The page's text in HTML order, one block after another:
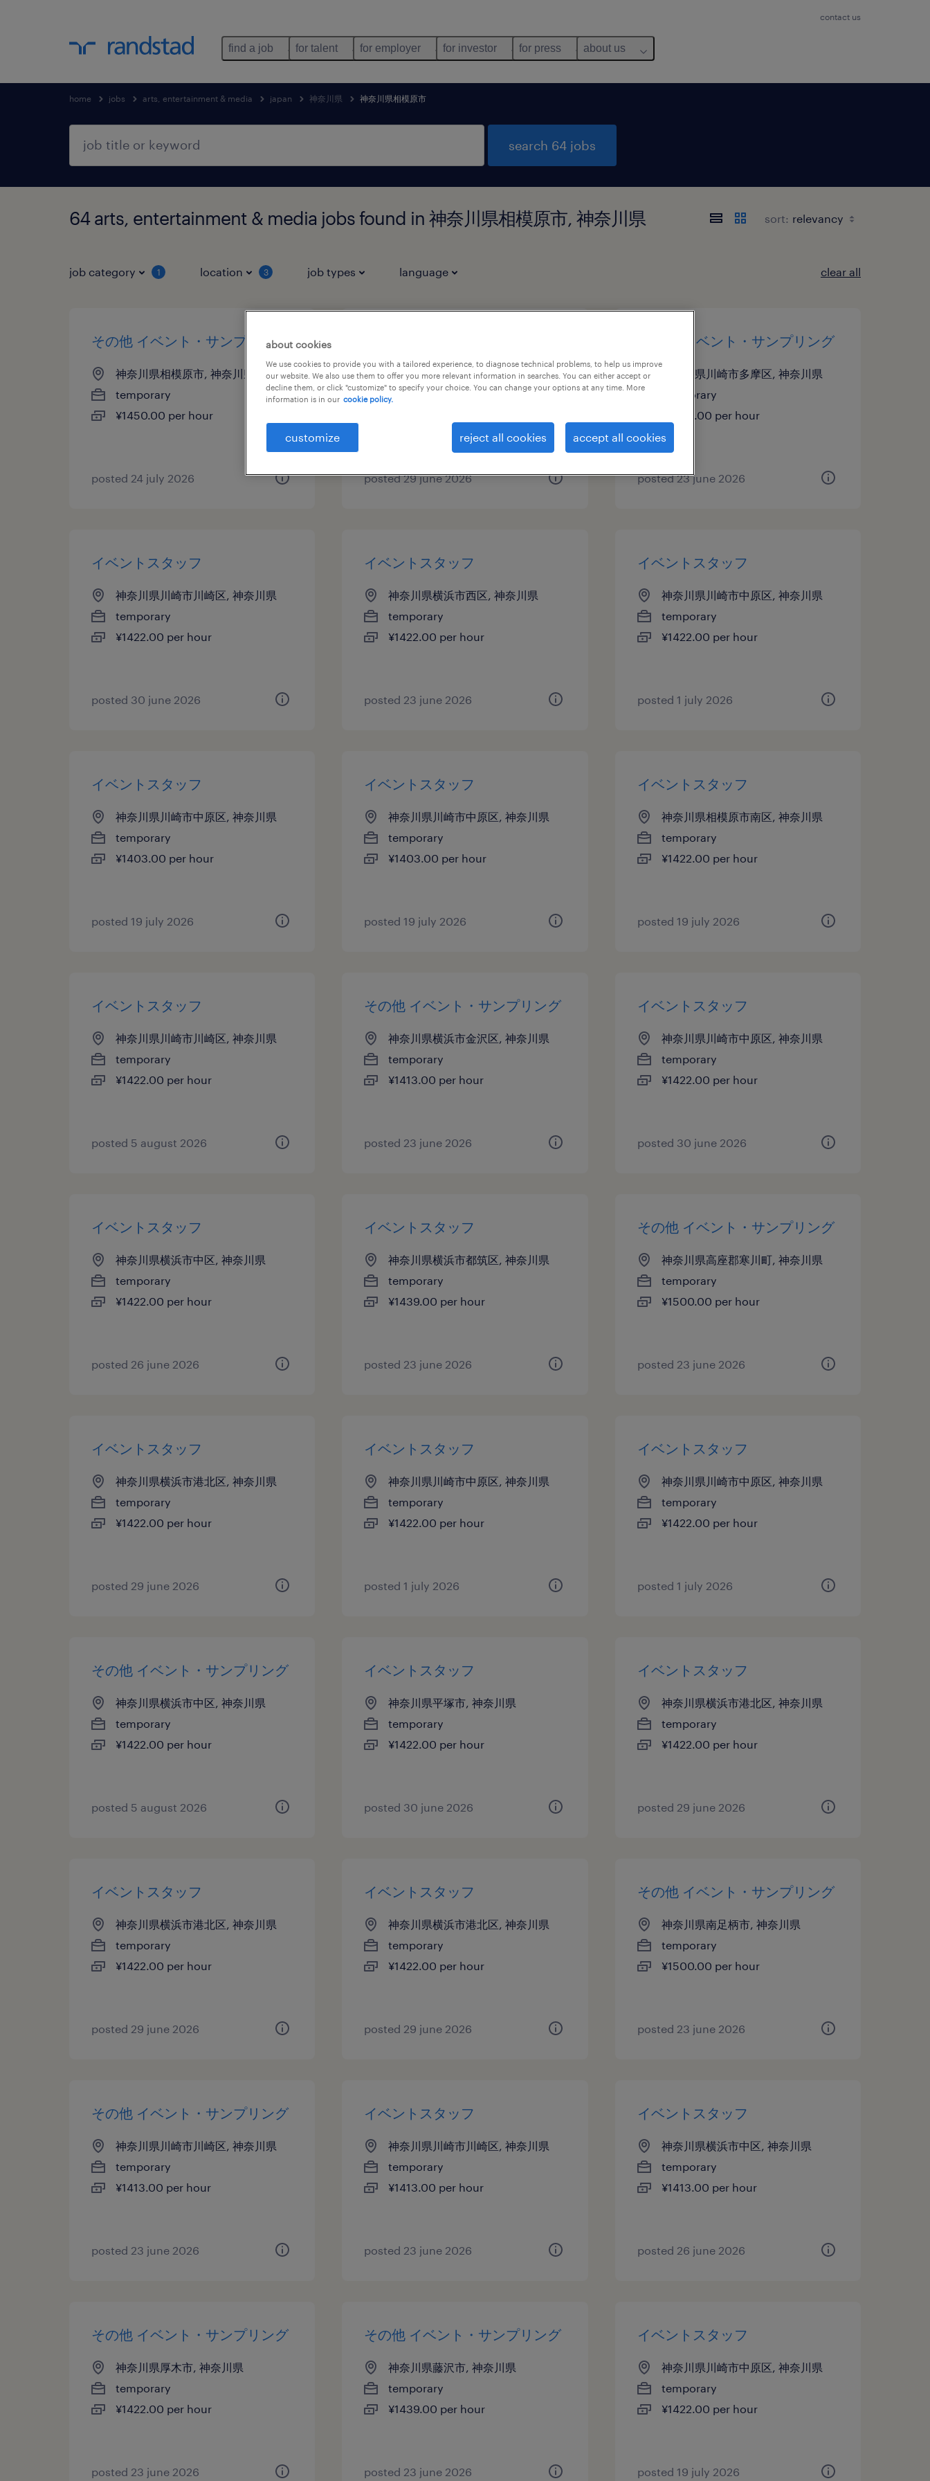
contact us
find a job for talent for employer for investor for press about us
home jobs arts, entertainment & media japan 神奈川県 神奈川県相模原市
search 64 jobs
64 arts, entertainment & media jobs found in 神奈川県相模原市, 神奈川県 sort:
job category 1 location 3 job types language clear all
その他 イベント・サンプリング
神奈川県相模原市, 神奈川県
temporary
¥1450.00 per hour
posted 24 july 2026
神奈川県横浜市港北区, 神奈川県
temporary
posted 29 june 2026
その他 イベント・サンプリング
神奈川県川崎市多摩区, 神奈川県
temporary
¥1500.00 per hour
posted 23 june 2026
イベントスタッフ
神奈川県川崎市川崎区, 神奈川県
temporary
¥1422.00 per hour
posted 30 june 2026
イベントスタッフ
神奈川県横浜市西区, 神奈川県
temporary
¥1422.00 per hour
posted 23 june 2026
イベントスタッフ
神奈川県川崎市中原区, 神奈川県
temporary
¥1422.00 per hour
posted 1 july 2026
イベントスタッフ
神奈川県川崎市中原区, 神奈川県
temporary
¥1403.00 per hour
posted 19 july 2026
イベントスタッフ
神奈川県川崎市中原区, 神奈川県
temporary
¥1403.00 per hour
posted 19 july 2026
イベントスタッフ
神奈川県相模原市南区, 神奈川県
temporary
¥1422.00 per hour
posted 19 july 2026
イベントスタッフ
神奈川県川崎市川崎区, 神奈川県
temporary
¥1422.00 per hour
posted 5 august 2026
その他 イベント・サンプリング
神奈川県横浜市金沢区, 神奈川県
temporary
¥1413.00 per hour
posted 23 june 2026
イベントスタッフ
神奈川県川崎市中原区, 神奈川県
temporary
¥1422.00 per hour
posted 30 june 2026
イベントスタッフ
神奈川県横浜市中区, 神奈川県
temporary
¥1422.00 per hour
posted 26 june 2026
イベントスタッフ
神奈川県横浜市都筑区, 神奈川県
temporary
¥1439.00 per hour
posted 23 june 2026
その他 イベント・サンプリング
神奈川県高座郡寒川町, 神奈川県
temporary
¥1500.00 per hour
posted 23 june 2026
イベントスタッフ
神奈川県横浜市港北区, 神奈川県
temporary
¥1422.00 per hour
posted 29 june 2026
イベントスタッフ
神奈川県川崎市中原区, 神奈川県
temporary
¥1422.00 per hour
posted 1 july 2026
イベントスタッフ
神奈川県川崎市中原区, 神奈川県
temporary
¥1422.00 per hour
posted 1 july 2026
その他 イベント・サンプリング
神奈川県横浜市中区, 神奈川県
temporary
¥1422.00 per hour
posted 5 august 2026
イベントスタッフ
神奈川県平塚市, 神奈川県
temporary
¥1422.00 per hour
posted 30 june 2026
イベントスタッフ
神奈川県横浜市港北区, 神奈川県
temporary
¥1422.00 per hour
posted 29 june 2026
イベントスタッフ
神奈川県横浜市港北区, 神奈川県
temporary
¥1422.00 per hour
posted 29 june 2026
イベントスタッフ
神奈川県横浜市港北区, 神奈川県
temporary
¥1422.00 per hour
posted 29 june 2026
その他 イベント・サンプリング
神奈川県南足柄市, 神奈川県
temporary
¥1500.00 per hour
posted 23 june 2026
その他 イベント・サンプリング
神奈川県川崎市川崎区, 神奈川県
temporary
¥1413.00 per hour
posted 23 june 2026
イベントスタッフ
神奈川県川崎市川崎区, 神奈川県
temporary
¥1413.00 per hour
posted 23 june 2026
イベントスタッフ
神奈川県横浜市中区, 神奈川県
temporary
¥1413.00 per hour
posted 26 june 2026
その他 イベント・サンプリング
神奈川県厚木市, 神奈川県
temporary
¥1422.00 per hour
posted 23 june 2026
その他 イベント・サンプリング
神奈川県藤沢市, 神奈川県
temporary
¥1439.00 per hour
posted 23 june 2026
イベントスタッフ
神奈川県川崎市中原区, 神奈川県
temporary
¥1422.00 per hour
posted 19 july 2026
about cookies
We use cookies to provide you with a tailored experience, to diagnose technical problems, to help us improve
our website. We also use them to offer you more relevant information in searches. You can either accept or
decline them, or click "customize" to specify your choice. You can change your options at any time. More
information is in our cookie policy.
customize reject all cookies accept all cookies